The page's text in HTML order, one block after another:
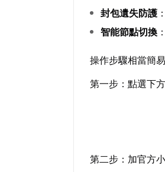
封包遺失防護
智能節點切換
操作步驟相當簡
第一步：點選下
第二步：加官方